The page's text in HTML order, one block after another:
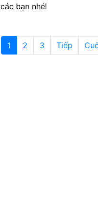
các bạn nhé!
1 2 3 Tiếp